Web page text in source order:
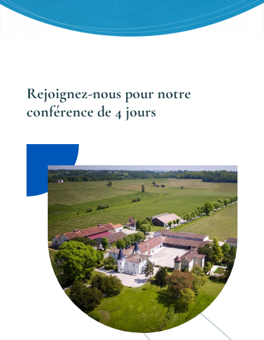
Rejoignez-nous pour notre
conférence de 4 jours